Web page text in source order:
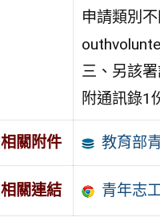
申請類別
三、另該
附通訊錄1
相關附件 教育部
相關連結 青年志